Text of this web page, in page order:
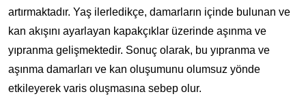
artırmaktadır. Yaş ilerledikçe, damarların içinde bulunan ve
kan akışını ayarlayan kapakçıklar üzerinde aşınma ve
yıpranma gelişmektedir. Sonuç olarak, bu yıpranma ve
aşınma damarları ve kan oluşumunu olumsuz yönde
etkileyerek varis oluşmasına sebep olur.